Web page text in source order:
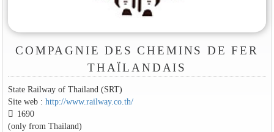
COMPAGNIE DES CHEMINS DE FER
THAÏLANDAIS
State Railway of Thailand (SRT)
Site web : http://www.railway.co.th/
1690
(only from Thailand)